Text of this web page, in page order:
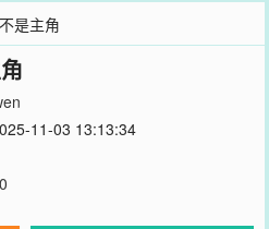
是主角
11-03 13:13:34